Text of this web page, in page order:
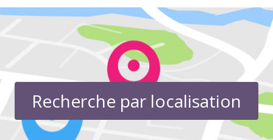
Recherche par localisation